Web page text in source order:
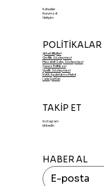
Kahveler
Kurumsal
İletişim
POLİTİKALAR
Şirket Bilgileri
Gizlilik Sözleşmesi
Mesafeli Satış Sözleşmesi
Çerez Politikası
Üyelik Sözleşmesi
KVKK Aydınlatma Metni
İade Şartları
TAKİP ET
Instagram
LinkedIn
HABER AL